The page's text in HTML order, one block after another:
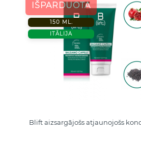
IŠPARDUOTA
150 ML.
ITĀLIJA
Blift aizsargājošs atjaunojošs